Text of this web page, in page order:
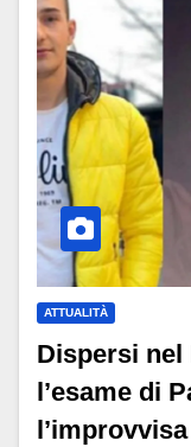
ATTUALITÀ
Dispersi nel
l’esame di